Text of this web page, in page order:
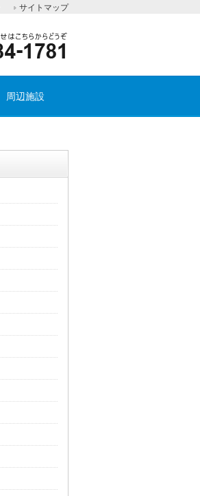
サイトマップ
周辺施設